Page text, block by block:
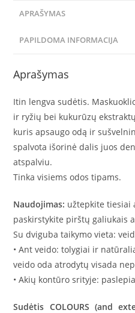
APRAŠYMAS
PAPILDOMA INFORMACIJA
Aprašymas
Itin lengva sudėtis.
ir ryžių bei kukurūzų
kuris apsaugo odą ir
spalvota išorinė dalis juos
atspalviu.
Tinka visiems odos tipams.
Naudojimas: užtepkite tiesiai
paskirstykite pirštų galiukais
Su dviguba taikymo vieta:
• Ant veido: tolygiai ir
veido oda atrodytų visada
• Akių kontūro srityje:
Sudėtis COLOURS (and